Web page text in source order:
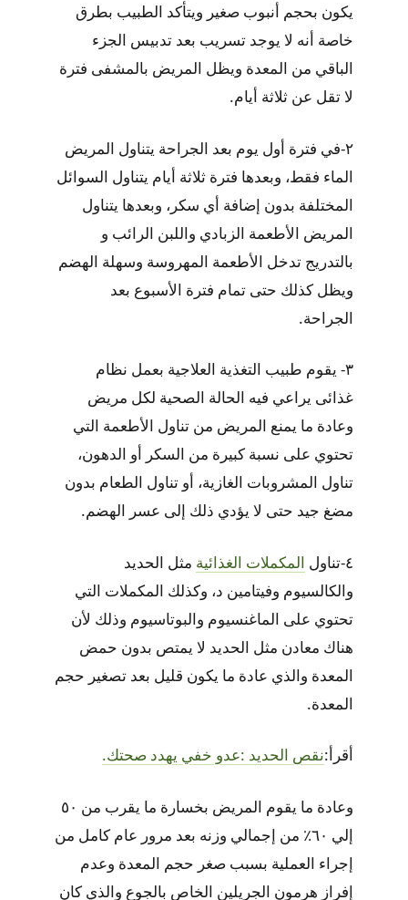
يكون بحجم أنبوب صغير ويتأكد الطبيب بطرق
خاصة أنه لا يوجد تسريب بعد تدبيس الجزء
الباقي من المعدة ويظل المريض بالمشفى فترة
لا تقل عن ثلاثة أيام.
٢-في فترة أول يوم بعد الجراحة يتناول المريض
الماء فقط، وبعدها فترة ثلاثة أيام يتناول السوائل
المختلفة بدون إضافة أي سكر، وبعدها يتناول
المريض الأطعمة الزبادي واللبن الرائب و
بالتدريج تدخل الأطعمة المهروسة وسهلة الهضم
ويظل كذلك حتى تمام فترة الأسبوع بعد
الجراحة.
٣- يقوم طبيب التغذية العلاجية بعمل نظام
غذائى يراعي فيه الحالة الصحية لكل مريض
وعادة ما يمنع المريض من تناول الأطعمة التي
تحتوي على نسبة كبيرة من السكر أو الدهون،
تناول المشروبات الغازية، أو تناول الطعام بدون
مضغ جيد حتى لا يؤدي ذلك إلى عسر الهضم.
٤-تناول المكملات الغذائية مثل الحديد
والكالسيوم وفيتامين د، وكذلك المكملات التي
تحتوي على الماغنسيوم والبوتاسيوم وذلك لأن
هناك معادن مثل الحديد لا يمتص بدون حمض
المعدة والذي عادة ما يكون قليل بعد تصغير حجم
المعدة.
أقرأ:نقص الحديد :عدو خفي يهدد صحتك.
وعادة ما يقوم المريض بخسارة ما يقرب من ٥٠
إلي ٦٠٪ من إجمالي وزنه بعد مرور عام كامل من
إجراء العملية بسبب صغر حجم المعدة وعدم
إفراز هرمون الجريلين الخاص بالجوع والذي كان